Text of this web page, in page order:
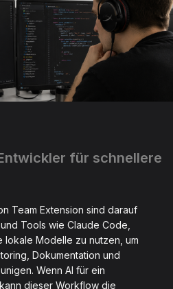
für schnellere
Team Extension sind darauf
Tools wie Claude Code,
Modelle zu nutzen, um
Dokumentation und
Wenn AI für ein
dieser Workflow die